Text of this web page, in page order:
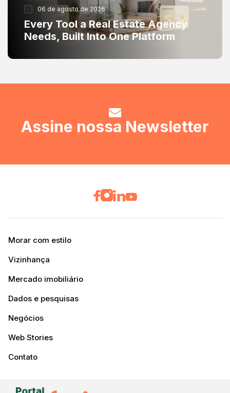
06 de agosto de 2026
Every Tool a Real Estate Agency
Needs, Built Into One Platform
Assine nossa Newsletter
Morar com estilo
Vizinhança
Mercado imobiliário
Dados e pesquisas
Negócios
Web Stories
Contato